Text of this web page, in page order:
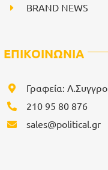
BRAND NEWS
ΕΠΙΚΟΙΝΩΝΙΑ
Γραφεία:
210 95 80 876
sales@political.gr